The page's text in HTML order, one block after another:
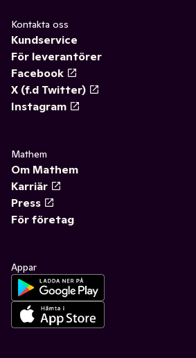
Kontakta oss
Kundservice
För leverantörer
Facebook
X (f.d Twitter)
Instagram
Mathem
Om Mathem
Karriär
Press
För företag
Appar